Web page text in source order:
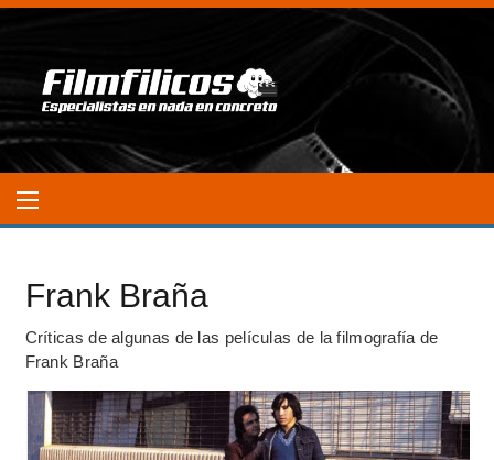
Frank Braña
Críticas de algunas de las películas de la filmografía de
Frank Braña